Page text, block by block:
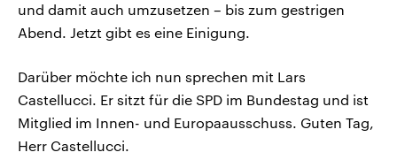
und damit auch umzusetzen – bis zum gestrigen
Abend. Jetzt gibt es eine Einigung.
Darüber möchte ich nun sprechen mit Lars
Castellucci. Er sitzt für die SPD im Bundestag und ist
Mitglied im Innen- und Europaausschuss. Guten Tag,
Herr Castellucci.